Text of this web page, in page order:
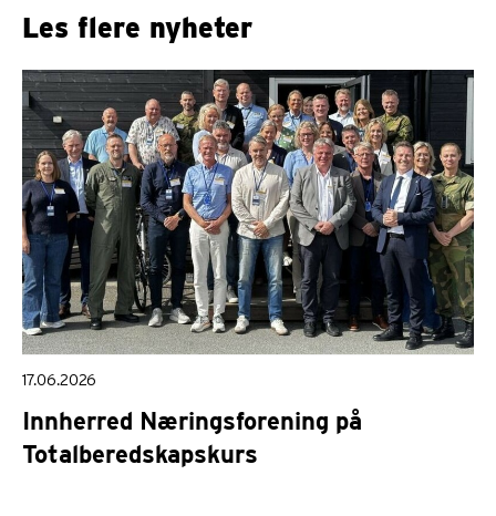
Les flere nyheter
17.06.2026
Innherred Næringsforening på
Totalberedskapskurs